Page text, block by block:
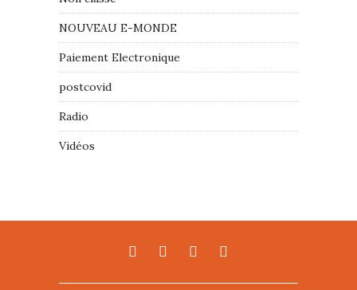
NOUVEAU E-MONDE
Paiement Electronique
postcovid
Radio
Vidéos